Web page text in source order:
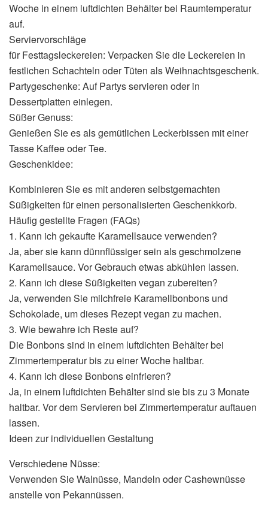
Woche in einem luftdichten Behälter bei Raumtemperatur
auf.
Serviervorschläge
für Festtagsleckereien: Verpacken Sie die Leckereien in
festlichen Schachteln oder Tüten als Weihnachtsgeschenk.
Partygeschenke: Auf Partys servieren oder in
Dessertplatten einlegen.
Süßer Genuss:
Genießen Sie es als gemütlichen Leckerbissen mit einer
Tasse Kaffee oder Tee.
Geschenkidee:
Kombinieren Sie es mit anderen selbstgemachten
Süßigkeiten für einen personalisierten Geschenkkorb.
Häufig gestellte Fragen (FAQs)
1. Kann ich gekaufte Karamellsauce verwenden?
Ja, aber sie kann dünnflüssiger sein als geschmolzene
Karamellsauce. Vor Gebrauch etwas abkühlen lassen.
2. Kann ich diese Süßigkeiten vegan zubereiten?
Ja, verwenden Sie milchfreie Karamellbonbons und
Schokolade, um dieses Rezept vegan zu machen.
3. Wie bewahre ich Reste auf?
Die Bonbons sind in einem luftdichten Behälter bei
Zimmertemperatur bis zu einer Woche haltbar.
4. Kann ich diese Bonbons einfrieren?
Ja, in einem luftdichten Behälter sind sie bis zu 3 Monate
haltbar. Vor dem Servieren bei Zimmertemperatur auftauen
lassen.
Ideen zur individuellen Gestaltung
Verschiedene Nüsse:
Verwenden Sie Walnüsse, Mandeln oder Cashewnüsse
anstelle von Pekannüssen.